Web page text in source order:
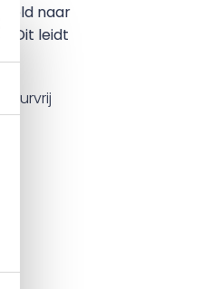
naar
Dit leidt